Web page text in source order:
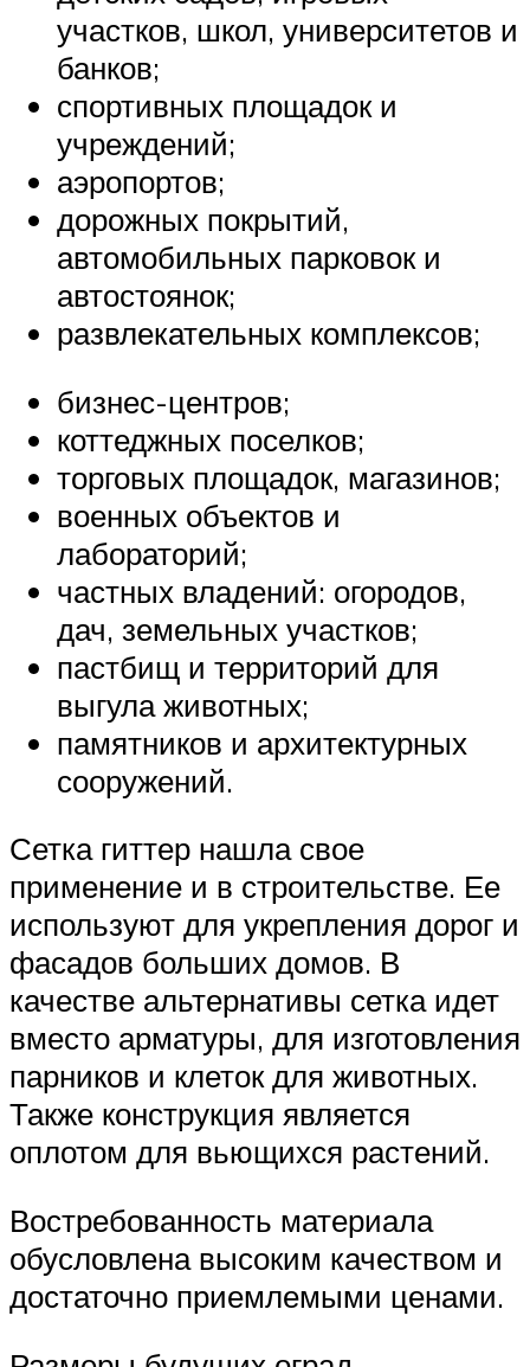
участков, школ, университетов и
банков;
спортивных площадок и
учреждений;
аэропортов;
дорожных покрытий,
автомобильных парковок и
автостоянок;
развлекательных комплексов;
бизнес-центров;
коттеджных поселков;
торговых площадок, магазинов;
военных объектов и
лабораторий;
частных владений: огородов,
дач, земельных участков;
пастбищ и территорий для
выгула животных;
памятников и архитектурных
сооружений.
Сетка гиттер нашла свое
применение и в строительстве. Ее
используют для укрепления дорог и
фасадов больших домов. В
качестве альтернативы сетка идет
вместо арматуры, для изготовления
парников и клеток для животных.
Также конструкция является
оплотом для вьющихся растений.
Востребованность материала
обусловлена высоким качеством и
достаточно приемлемыми ценами.